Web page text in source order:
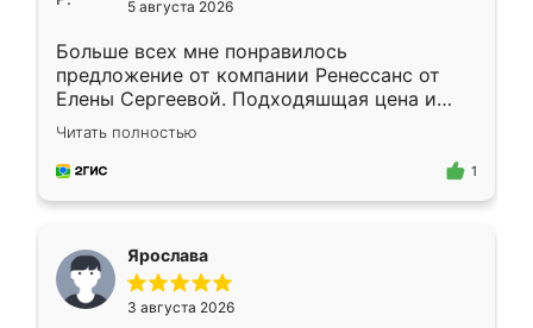
5 августа 2026
Больше всех мне понравилось
предложение от компании Ренессанс от
Елены Сергеевой. Подходяшщая цена и
короткие сроки изготовления. Приехавший
для замера сотрудник Владислав
предложил по моему эскизу самый
Читать полностью
1
Ярослава
3 августа 2026